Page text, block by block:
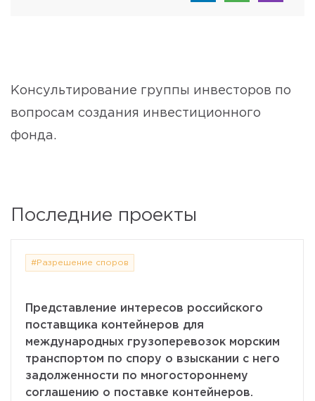
Консультирование группы инвесторов по
вопросам создания инвестиционного
фонда.
Последние проекты
#Разрешение споров
Представление интересов российского
поставщика контейнеров для
международных грузоперевозок морским
транспортом по спору о взыскании с него
задолженности по многостороннему
соглашению о поставке контейнеров.